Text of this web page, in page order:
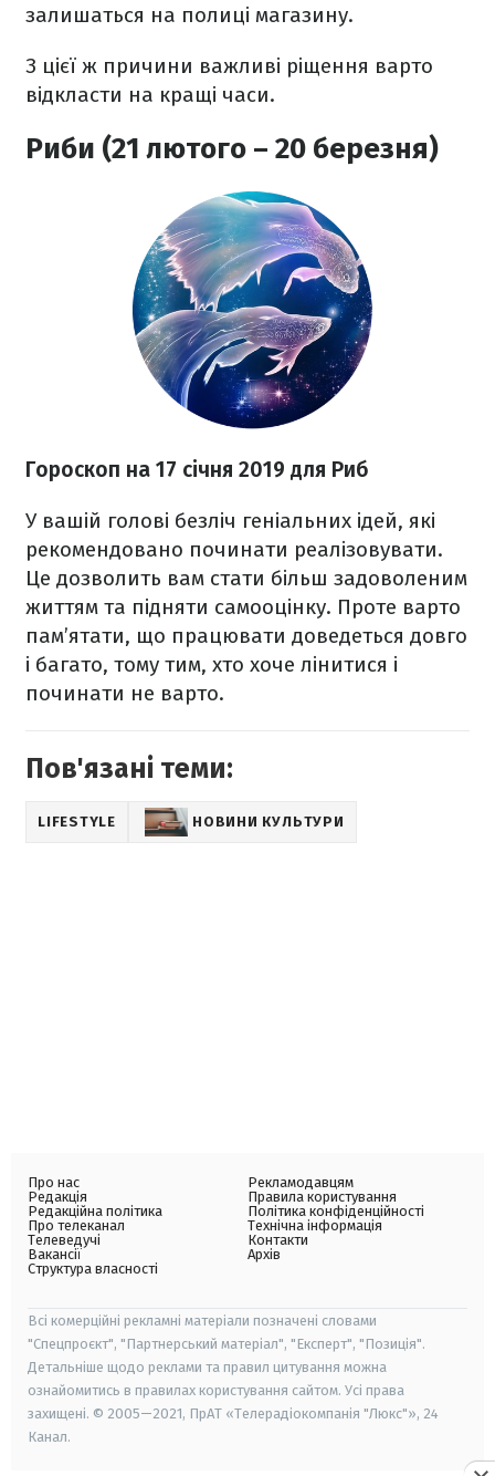
залишаться на полиці магазину.
З цієї ж причини важливі ріщення варто
відкласти на кращі часи.
Риби (21 лютого – 20 березня)
Гороскоп на 17 січня 2019 для Риб
У вашій голові безліч геніальних ідей, які
рекомендовано починати реалізовувати.
Це дозволить вам стати більш задоволеним
життям та підняти самооцінку. Проте варто
пам’ятати, що працювати доведеться довго
і багато, тому тим, хто хоче лінитися і
починати не варто.
Пов'язані теми:
LIFESTYLE НОВИНИ КУЛЬТУРИ
Про нас
Редакція
Редакційна політика
Про телеканал
Телеведучі
Вакансії
Структура власності
Рекламодавцям
Правила користування
Політика конфіденційності
Технічна інформація
Контакти
Архів
Всі комерційні рекламні матеріали позначені словами
"Спецпроєкт", "Партнерський матеріал", "Експерт", "Позиція".
Детальніше щодо реклами та правил цитування можна
ознайомитись в правилах користування сайтом. Усі права
захищені. © 2005—2021, ПрАТ «Телерадіокомпанія "Люкс"», 24
Канал.